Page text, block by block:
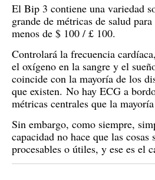
El Bip 3 contiene una variedad
grande de métricas de salud
menos de $ 100 / £ 100.
Controlará la frecuencia
el oxígeno en la sangre y el
coincide con la mayoría de los
que existen. No hay ECG a
métricas centrales que la
Sin embargo, como siempre,
capacidad no hace que las cosas
procesables o útiles, y ese es el